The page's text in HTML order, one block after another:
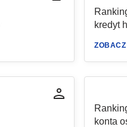
kredyt
konta